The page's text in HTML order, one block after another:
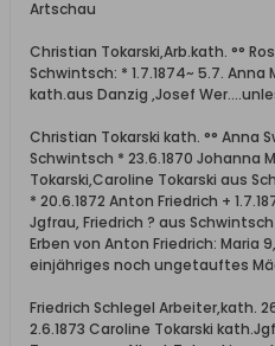
Artschau
Christian Tokarski,Arb.kath. °°
Schwintsch: * 1.7.1874~ 5.7. Anna
kath.aus Danzig ,Josef
Christian Tokarski kath. °° Anna
Schwintsch * 23.6.1870 Johanna
Tokarski,Caroline Tokarski aus
* 20.6.1872 Anton Friedrich +
Jgfrau, Friedrich ? aus Schwintsch
Erben von Anton Friedrich: Maria
einjähriges noch ungetauftes
Friedrich Schlegel Arbeiter,kath.
2.6.1873 Caroline Tokarski